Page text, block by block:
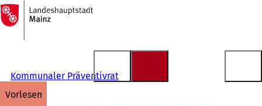
Inhalt anspringen
Zur
Startseite
Kommunaler Präventivrat
vorlesen